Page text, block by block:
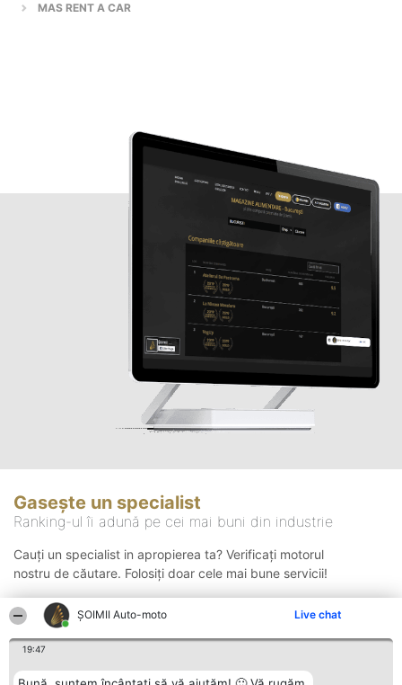
ȘOIMII Auto-moto Live chat
19:47
MAS RENT A CAR
Gasește un specialist
Ranking-ul îi adună pe cei mai buni din industrie
Cauți un specialist in apropierea ta? Verificați motorul
nostru de căutare. Folosiți doar cele mai bune servicii!